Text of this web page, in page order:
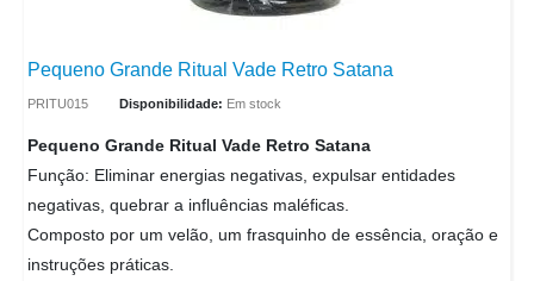
Pequeno Grande Ritual Vade Retro Satana
PRITU015 Disponibilidade: Em stock
Pequeno Grande Ritual Vade Retro Satana
Função: Eliminar energias negativas, expulsar entidades
negativas, quebrar a influências maléficas.
Composto por um velão, um frasquinho de essência, oração e
instruções práticas.